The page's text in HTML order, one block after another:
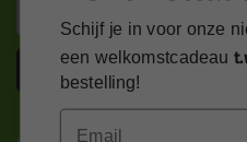
Schijf je in voor onze
een welkomstcadeau
bestelling!
Email